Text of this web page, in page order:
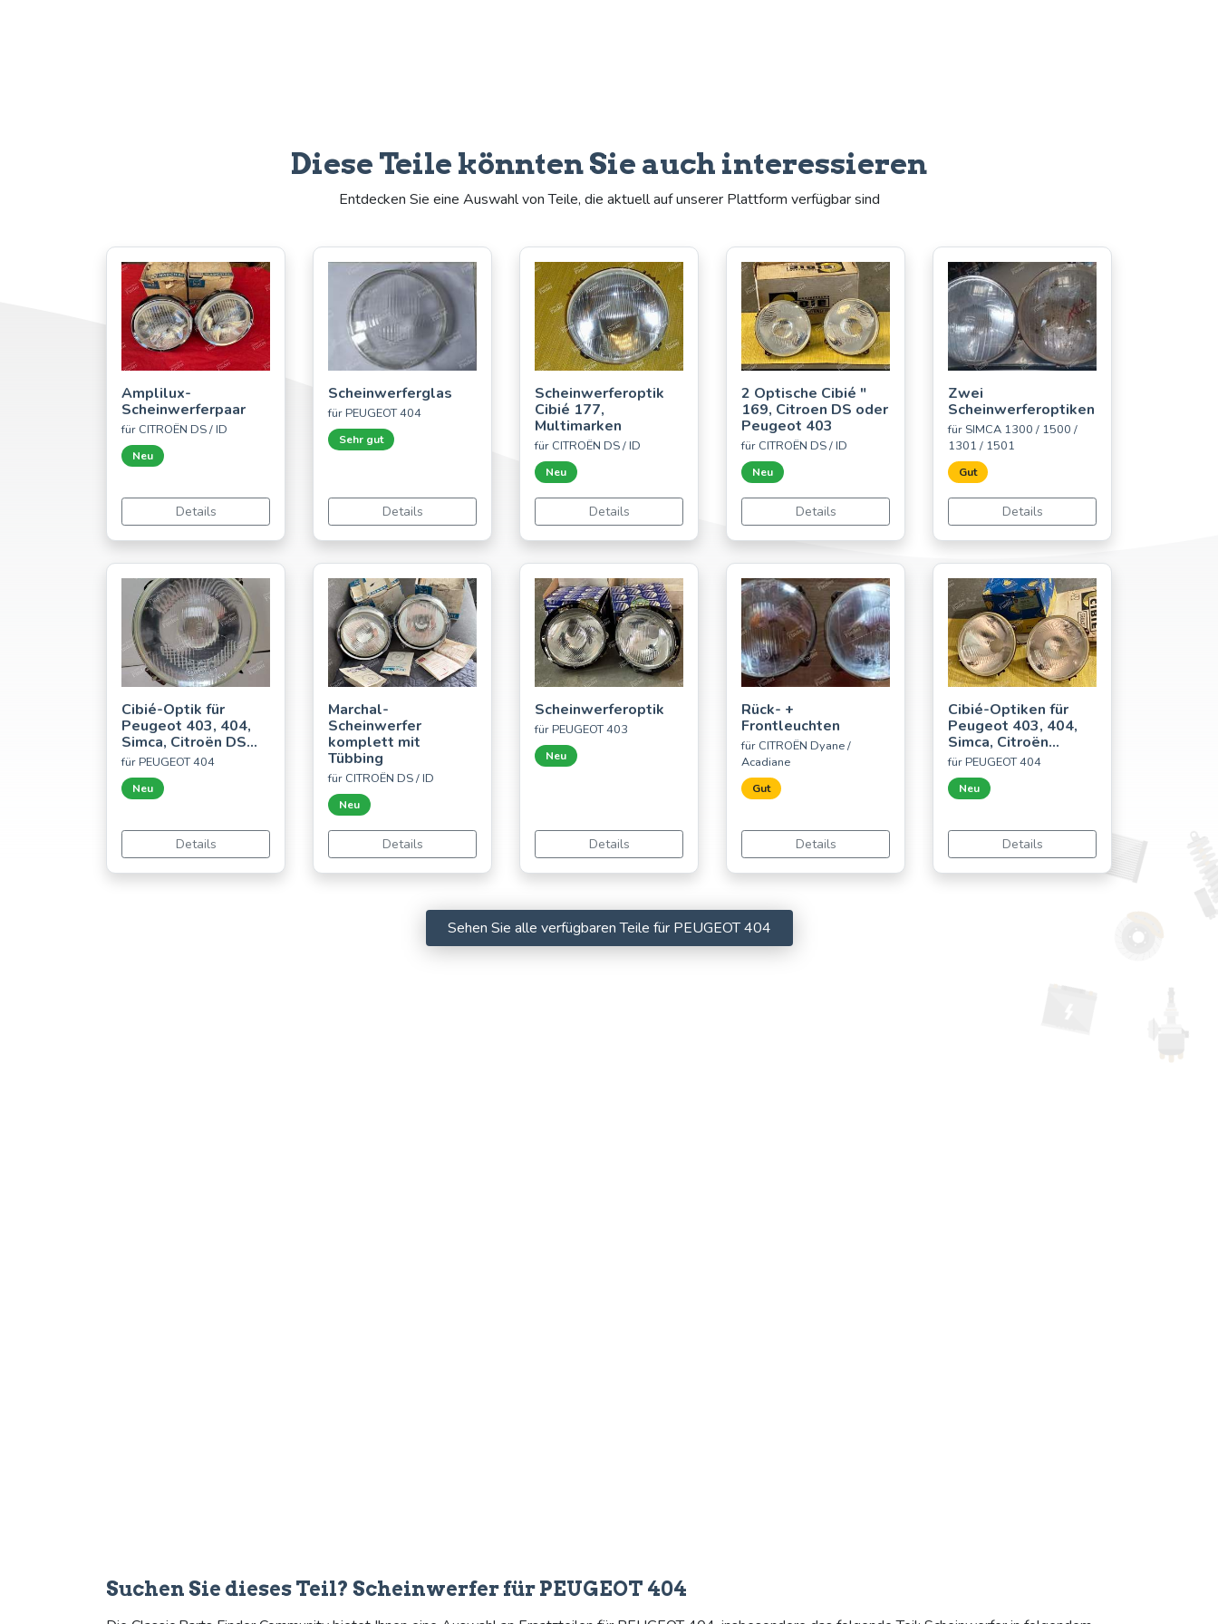
Diese Teile könnten Sie auch interessieren
Entdecken Sie eine Auswahl von Teile, die aktuell auf unserer Plattform verfügbar sind
Amplilux-
Scheinwerferpaar
für CITROËN DS / ID
Neu
Details
Scheinwerferglas
für PEUGEOT 404
Sehr gut
Details
Scheinwerferoptik
Cibié 177,
Multimarken
für CITROËN DS / ID
Neu
Details
2 Optische Cibié "
169, Citroen DS oder
Peugeot 403
für CITROËN DS / ID
Neu
Details
Zwei
Scheinwerferoptiken
für SIMCA 1300 / 1500 /
1301 / 1501
Gut
Details
Cibié-Optik für
Peugeot 403, 404,
Simca, Citroën DS...
für PEUGEOT 404
Neu
Details
Marchal-
Scheinwerfer
komplett mit
Tübbing
für CITROËN DS / ID
Neu
Details
Scheinwerferoptik
für PEUGEOT 403
Neu
Details
Rück- +
Frontleuchten
für CITROËN Dyane /
Acadiane
Gut
Details
Cibié-Optiken für
Peugeot 403, 404,
Simca, Citroën...
für PEUGEOT 404
Neu
Details
Sehen Sie alle verfügbaren Teile für PEUGEOT 404
Suchen Sie dieses Teil? Scheinwerfer für PEUGEOT 404